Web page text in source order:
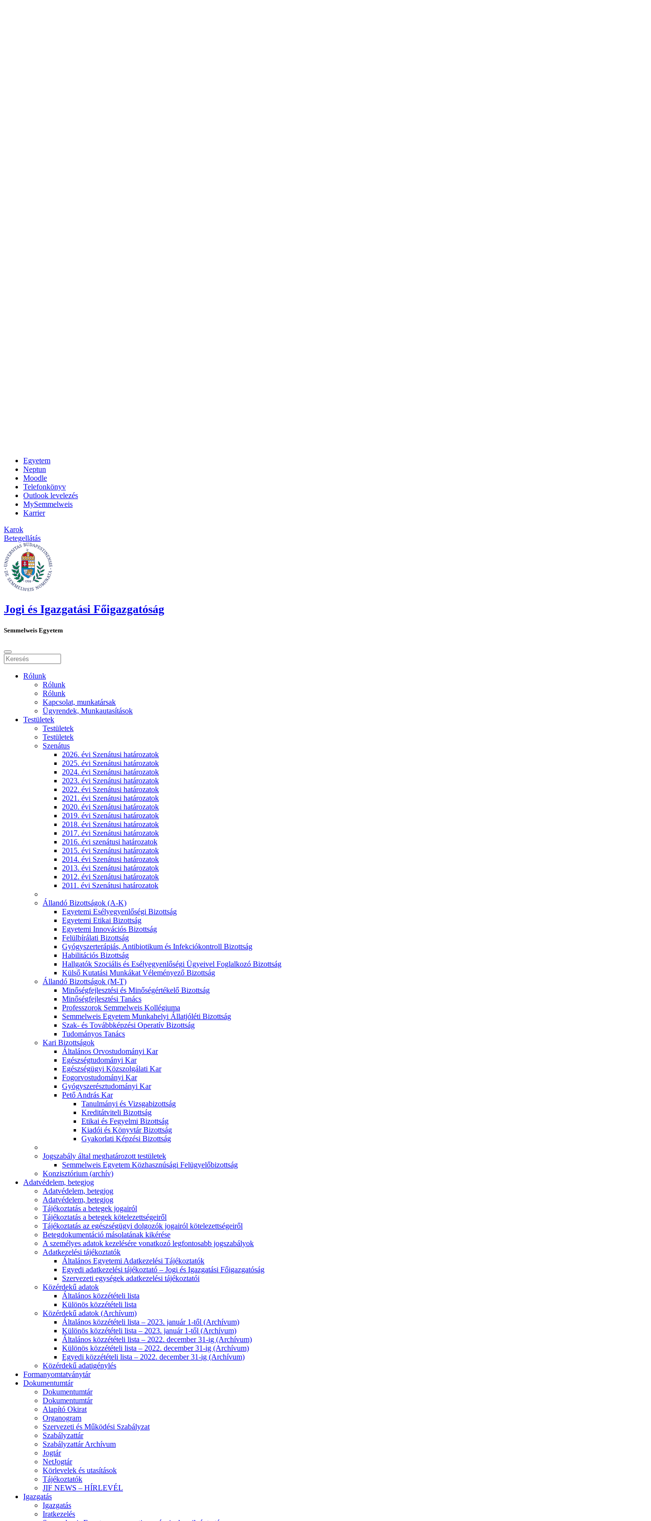
Egyetem
Neptun
Moodle
Telefonkönyv
Outlook levelezés
MySemmelweis
Karrier
Karok
Betegellátás
Jogi és Igazgatási Főigazgatóság
Semmelweis Egyetem
Rólunk
Rólunk
Rólunk
Kapcsolat, munkatársak
Ügyrendek, Munkautasítások
Testületek
Testületek
Testületek
Szenátus
2026. évi Szenátusi határozatok
2025. évi Szenátusi határozatok
2024. évi Szenátusi határozatok
2023. évi Szenátusi határozatok
2022. évi Szenátusi határozatok
2021. évi Szenátusi határozatok
2020. évi Szenátusi határozatok
2019. évi Szenátusi határozatok
2018. évi Szenátusi határozatok
2017. évi Szenátusi határozatok
2016. évi szenátusi határozatok
2015. évi Szenátusi határozatok
2014. évi Szenátusi határozatok
2013. évi Szenátusi határozatok
2012. évi Szenátusi határozatok
2011. évi Szenátusi határozatok
Állandó Bizottságok (A-K)
Egyetemi Esélyegyenlőségi Bizottság
Egyetemi Etikai Bizottság
Egyetemi Innovációs Bizottság
Felülbírálati Bizottság
Gyógyszerterápiás, Antibiotikum és Infekciókontroll Bizottság
Habilitációs Bizottság
Hallgatók Szociális és Esélyegyenlőségi Ügyeivel Foglalkozó Bizottság
Külső Kutatási Munkákat Véleményező Bizottság
Állandó Bizottságok (M-T)
Minőségfejlesztési és Minőségértékelő Bizottság
Minőségfejlesztési Tanács
Professzorok Semmelweis Kollégiuma
Semmelweis Egyetem Munkahelyi Állatjóléti Bizottság
Szak- és Továbbképzési Operatív Bizottság
Tudományos Tanács
Kari Bizottságok
Általános Orvostudományi Kar
Egészségtudományi Kar
Egészségügyi Közszolgálati Kar
Fogorvostudományi Kar
Gyógyszerésztudományi Kar
Pető András Kar
Tanulmányi és Vizsgabizottság
Kreditátviteli Bizottság
Etikai és Fegyelmi Bizottság
Kiadói és Könyvtár Bizottság
Gyakorlati Képzési Bizottság
Jogszabály által meghatározott testületek
Semmelweis Egyetem Közhasznúsági Felügyelőbizottság
Konzisztórium (archív)
Adatvédelem, betegjog
Adatvédelem, betegjog
Adatvédelem, betegjog
Tájékoztatás a betegek jogairól
Tájékoztatás a betegek kötelezettségeiről
Tájékoztatás az egészségügyi dolgozók jogairól kötelezettségeiről
Betegdokumentáció másolatának kikérése
A személyes adatok kezelésére vonatkozó legfontosabb jogszabályok
Adatkezelési tájékoztatók
Általános Egyetemi Adatkezelési Tájékoztatók
Egyedi adatkezelési tájékoztató – Jogi és Igazgatási Főigazgatóság
Szervezeti egységek adatkezelési tájékoztatói
Közérdekű adatok
Általános közzétételi lista
Különös közzétételi lista
Közérdekű adatok (Archívum)
Általános közzétételi lista – 2023. január 1-től (Archívum)
Különös közzétételi lista – 2023. január 1-től (Archívum)
Általános közzétételi lista – 2022. december 31-ig (Archívum)
Különös közzétételi lista – 2022. december 31-ig (Archívum)
Egyedi közzétételi lista – 2022. december 31-ig (Archívum)
Közérdekű adatigénylés
Formanyomtatványtár
Dokumentumtár
Dokumentumtár
Dokumentumtár
Alapító Okirat
Organogram
Szervezeti és Működési Szabályzat
Szabályzattár
Szabályzattár Archívum
Jogtár
NetJogtár
Körlevelek és utasítások
Tájékoztatók
JIF NEWS – HÍRLEVÉL
Igazgatás
Igazgatás
Iratkezelés